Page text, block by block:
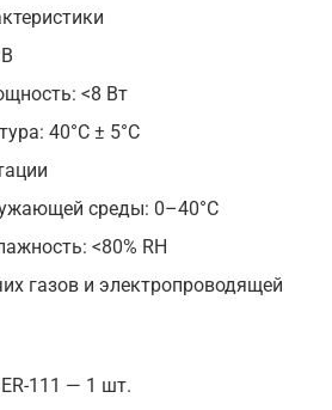
<8 Вт
40°C ± 5°C
среды: 0–40°C
<80% RH
газов и электропроводящей
111 — 1 шт.